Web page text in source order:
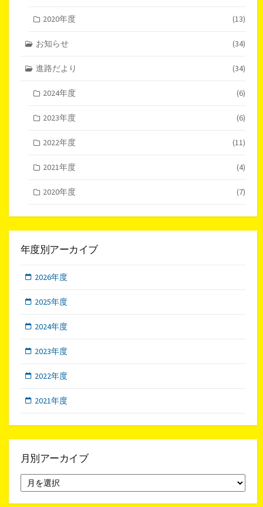
2020年度 (13)
お知らせ (34)
進路だより (34)
2024年度 (6)
2023年度 (6)
2022年度 (11)
2021年度 (4)
2020年度 (7)
年度別アーカイブ
2026年度
2025年度
2024年度
2023年度
2022年度
2021年度
月別アーカイブ
別
ア